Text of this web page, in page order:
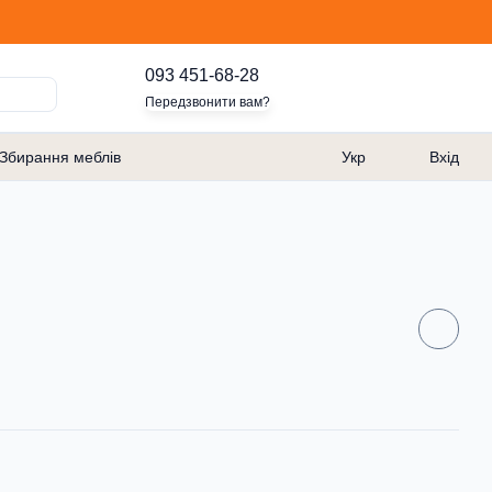
093 451-68-28
Передзвонити вам?
Збирання меблів Укр Вхід